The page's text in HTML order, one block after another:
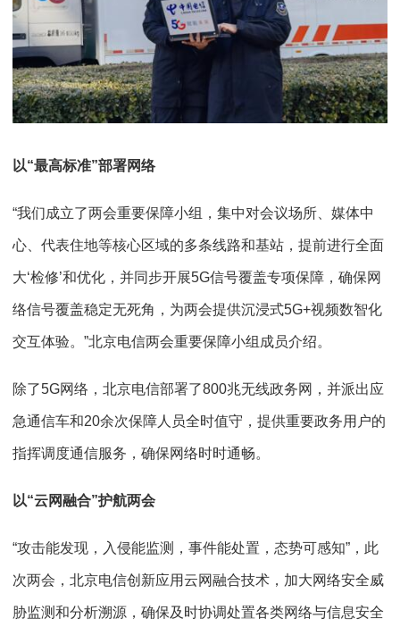
以“最高标准”部署网络
“我们成立了两会重要保障小组，集中对会议场所、媒体中
心、代表住地等核心区域的多条线路和基站，提前进行全面
大‘检修’和优化，并同步开展5G信号覆盖专项保障，确保网
络信号覆盖稳定无死角，为两会提供沉浸式5G+视频数智化
交互体验。”北京电信两会重要保障小组成员介绍。
除了5G网络，北京电信部署了800兆无线政务网，并派出应
急通信车和20余次保障人员全时值守，提供重要政务用户的
指挥调度通信服务，确保网络时时通畅。
以“云网融合”护航两会
“攻击能发现，入侵能监测，事件能处置，态势可感知”，此
次两会，北京电信创新应用云网融合技术，加大网络安全威
胁监测和分析溯源，确保及时协调处置各类网络与信息安全